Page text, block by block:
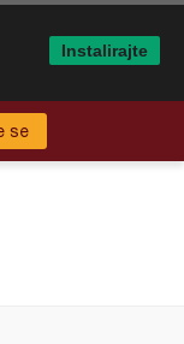
se
Instalirajte